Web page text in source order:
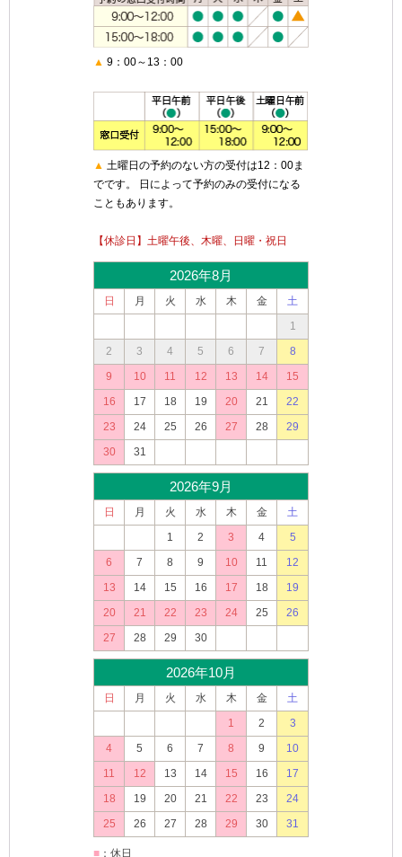
▲ 9：00～13：00
▲ 土曜日の予約のない方の受付は12：00ま
でです。 日によって予約のみの受付になる
こともあります。
【休診日】土曜午後、木曜、日曜・祝日
2026年8月
日 月 火 水 木 金
土
1
2
3 4 5 6 7
8
9
10 11 12 13 14
15
16
17 18 19 20 21
22
23
24 25 26 27 28
29
30
31
2026年9月
日 月 火 水 木 金
土
1
2 3 4
5
6
7 8 9 10 11
12
13
14 15 16 17 18
19
20
21 22 23 24 25
26
27
28 29 30
2026年10月
日 月 火 水 木 金
土
1
2
3
4
5 6 7 8 9
10
11
12 13 14 15 16
17
18
19 20 21 22 23
24
25
26 27 28 29 30 31
■ ：休日